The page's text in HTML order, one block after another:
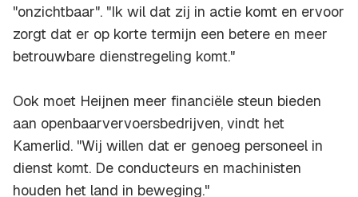
"onzichtbaar". "Ik wil dat zij in actie komt en ervoor
zorgt dat er op korte termijn een betere en meer
betrouwbare dienstregeling komt."
Ook moet Heijnen meer financiële steun bieden
aan openbaarvervoersbedrijven, vindt het
Kamerlid. "Wij willen dat er genoeg personeel in
dienst komt. De conducteurs en machinisten
houden het land in beweging."